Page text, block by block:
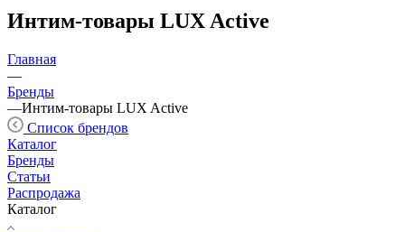
Интим-товары LUX Active
Главная
—
Бренды
—Интим-товары LUX Active
Список брендов
Каталог
Бренды
Статьи
Распродажа
Каталог